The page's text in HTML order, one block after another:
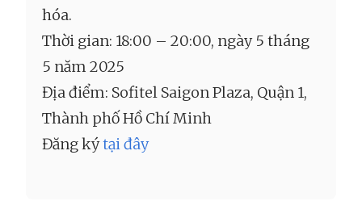
hóa.
Thời gian: 18:00 – 20:00, ngày 5 tháng
5 năm 2025
Địa điểm: Sofitel Saigon Plaza, Quận 1,
Thành phố Hồ Chí Minh
Đăng kýtại đây